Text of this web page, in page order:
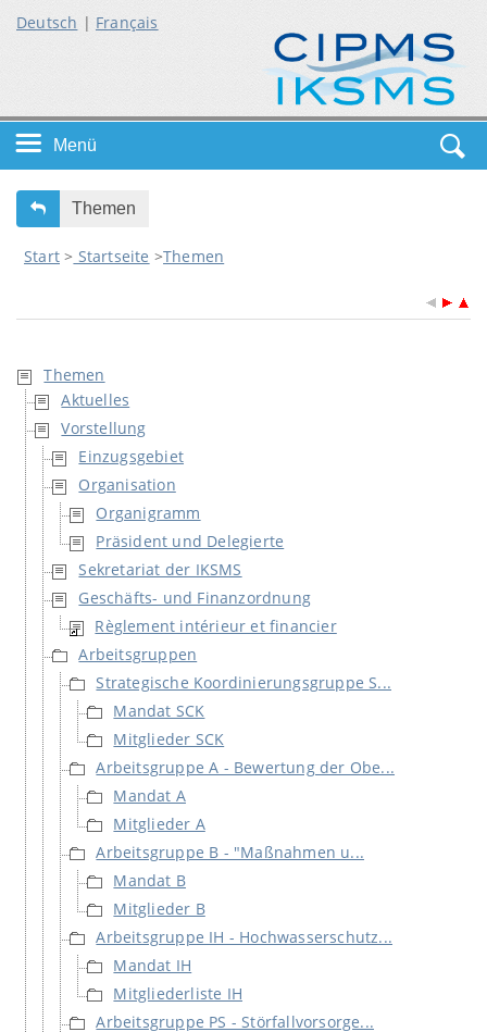
Deutsch | Français
Menü
Startseite
Themen
Service
Themen
Start > Startseite >Themen
Themen
Aktuelles
Vorstellung
Einzugsgebiet
Organisation
Organigramm
Präsident und Delegierte
Sekretariat der IKSMS
Geschäfts- und Finanzordnung
Règlement intérieur et financier
Arbeitsgruppen
Strategische Koordinierungsgruppe S...
Mandat SCK
Mitglieder SCK
Arbeitsgruppe A - Bewertung der Obe...
Mandat A
Mitglieder A
Arbeitsgruppe B - "Maßnahmen u...
Mandat B
Mitglieder B
Arbeitsgruppe IH - Hochwasserschutz...
Mandat IH
Mitgliederliste IH
Arbeitsgruppe PS - Störfallvorsorge...